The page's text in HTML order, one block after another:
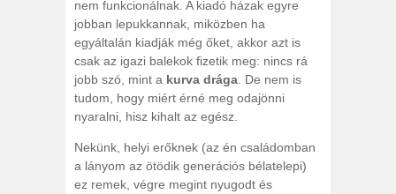
nem funkcionálnak. A kiadó házak egyre
jobban lepukkannak, miközben ha
egyáltalán kiadják még őket, akkor azt is
csak az igazi balekok fizetik meg: nincs rá
jobb szó, mint a kurva drága . De nem is
tudom, hogy miért érné meg odajönni
nyaralni, hisz kihalt az egész.
Nekünk, helyi erőknek (az én családomban
a lányom az ötödik generációs bélatelepi)
ez remek, végre megint nyugodt és